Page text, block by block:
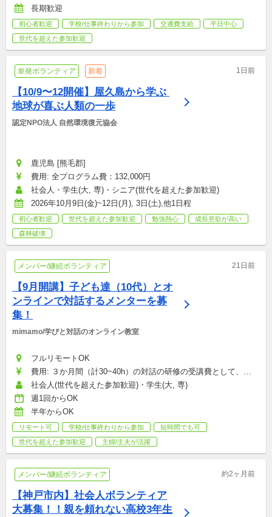
長期歓迎
初心者歓迎 学校/仕事終わりから参加 交通費支給
平日中心
世代を超えた参加歓迎
単発ボランティア 新着 1日前
【10/9〜12開催】屋久島から学ぶ
地球が喜ぶ人類の一歩
認定NPO法人 自然環境復元協会
鹿児島 [熊毛郡]
費用: 全プログラム費：132,000円
社会人・学生(大, 専)・シニア(世代を超えた参加歓迎)
2026年10月9日(金)~12日(月), 3日(土),他1日程
初心者歓迎 世代を超えた参加歓迎 勉強熱心
成長意欲が高い
森林破壊
メンバー/継続ボランティア 21日前
【9月開講】子ども達（10代）とオ
ンラインで対話するメンターを募
集！
mimamo/学びと対話のオンライン教室
フルリモートOK
費用: ３か月間（計30~40h）の対話の研修の受講費として、
33,000円（税込み）が必要となります。メンターにならなくとも
講座だけ受けていただくことも可能です。：33,000円
社会人(世代を超えた参加歓迎)・学生(大, 専)
週1回からOK
半年からOK
リモート可 学校/仕事終わりから参加
短時間でも可
世代を超えた参加歓迎
主婦/主夫が活躍
メンバー/継続ボランティア 約2ヶ月前
【神戸市内】社会人ボランティア
大募集！！親を頼れない高校3年生